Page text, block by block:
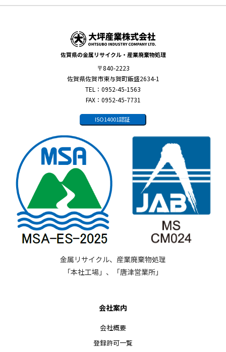
佐賀県の金属リサイクル・産業廃棄物処理
〒840-2223
佐賀県佐賀市東与賀町飯盛2634-1
TEL：0952-45-1563
FAX：0952-45-7731
ISO14001認証
金属リサイクル、産業廃棄物処理
「本社工場」、「唐津営業所」
会社案内
会社概要
登録許可一覧